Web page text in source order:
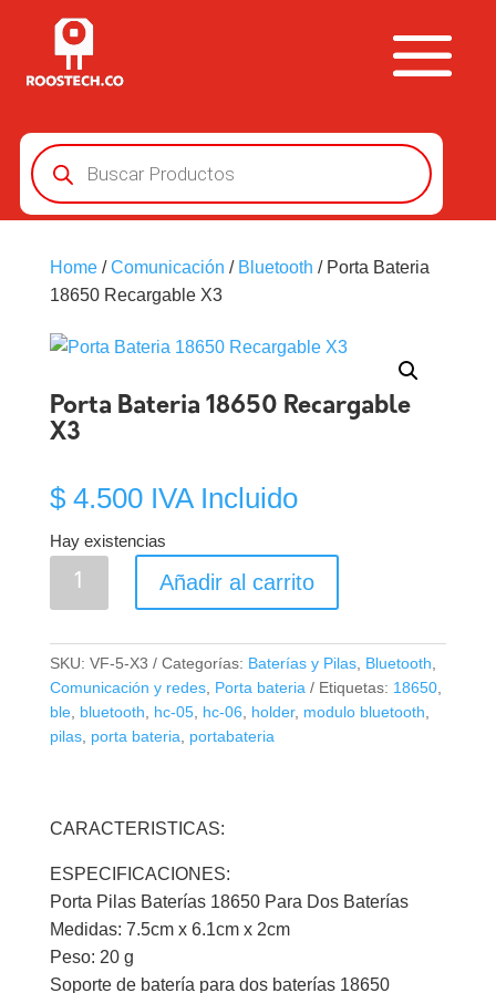
Búsqueda
de
productos
Home/Comunicación / Bluetooth / Porta Bateria
18650 Recargable X3
Porta Bateria 18650 Recargable
X3
$4.500 IVA Incluido
Hay existencias
Porta
X3
cantidad
Añadir al carrito
SKU: VF-5-X3 Categorías: Baterías y Pilas, Bluetooth
Comunicación y redes, Porta bateria Etiquetas: 18650,
ble, bluetooth hc-05, hc-06 holder, modulo bluetooth
pilas, porta bateria portabateria
CARACTERISTICAS:
ESPECIFICACIONES:
Porta Pilas Baterías 18650 Para Dos Baterías
Medidas: 7.5cm x 6.1cm x 2cm
Peso: 20 g
Soporte de batería para dos baterías 18650